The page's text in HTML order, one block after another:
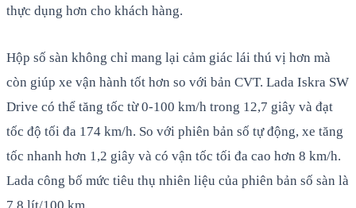
thực dụng hơn cho khách hàng.
Hộp số sàn không chỉ mang lại cảm giác lái thú vị hơn mà
còn giúp xe vận hành tốt hơn so với bản CVT. Lada Iskra SW
Drive có thể tăng tốc từ 0-100 km/h trong 12,7 giây và đạt
tốc độ tối đa 174 km/h. So với phiên bản số tự động, xe tăng
tốc nhanh hơn 1,2 giây và có vận tốc tối đa cao hơn 8 km/h.
Lada công bố mức tiêu thụ nhiên liệu của phiên bản số sàn là